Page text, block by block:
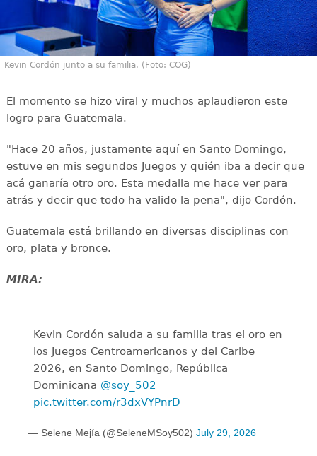
Kevin Cordón junto a su familia. (Foto: COG)
El momento se hizo viral y muchos aplaudieron este
logro para Guatemala.
"Hace 20 años, justamente aquí en Santo Domingo,
estuve en mis segundos Juegos y quién iba a decir que
acá ganaría otro oro. Esta medalla me hace ver para
atrás y decir que todo ha valido la pena", dijo Cordón.
Guatemala está brillando en diversas disciplinas con
oro, plata y bronce.
MIRA:
Kevin Cordón saluda a su familia tras el oro en
los Juegos Centroamericanos y del Caribe
2026, en Santo Domingo, República
Dominicana @soy_502
pic.twitter.com/r3dxVYPnrD
— Selene Mejía (@SeleneMSoy502) July 29, 2026